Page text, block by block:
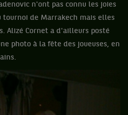
n'ont pas connu les joies
de Marrakech mais elles
Alizé Cornet a d'ailleurs posté
photo à la fête des joueuses, en